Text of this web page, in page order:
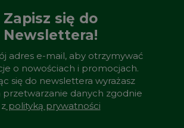
Zapisz się do
Newslettera!
adres e-mail, aby otrzymywać
o nowościach i promocjach.
się do newslettera wyrażasz
przetwarzanie danych zgodnie
zpolityką prywatności